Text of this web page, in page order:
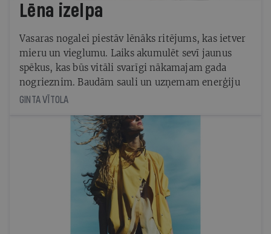
Lēna izelpa
Vasaras nogalei piestāv lēnāks ritējums, kas ietver
mieru un vieglumu. Laiks akumulēt sevī jaunus
spēkus, kas būs vitāli svarīgi nākamajam gada
nogrieznim. Baudām sauli un uzņemam enerģiju
GINTA VĪTOLA